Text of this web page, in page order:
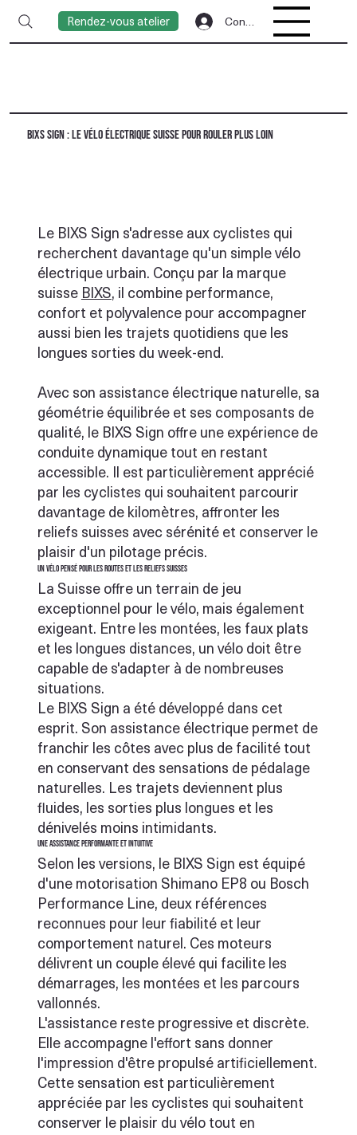
Rendez-vous atelier Connexion
BIXS Sign : le vélo électrique suisse pour rouler plus loin
Le BIXS Sign s'adresse aux cyclistes qui
recherchent davantage qu'un simple vélo
électrique urbain. Conçu par la marque
suisse BIXS, il combine performance,
confort et polyvalence pour accompagner
aussi bien les trajets quotidiens que les
longues sorties du week-end.
Avec son assistance électrique naturelle, sa
géométrie équilibrée et ses composants de
qualité, le BIXS Sign offre une expérience de
conduite dynamique tout en restant
accessible. Il est particulièrement apprécié
par les cyclistes qui souhaitent parcourir
davantage de kilomètres, affronter les
reliefs suisses avec sérénité et conserver le
plaisir d'un pilotage précis.
Un vélo pensé pour les routes et les reliefs suisses
La Suisse offre un terrain de jeu
exceptionnel pour le vélo, mais également
exigeant. Entre les montées, les faux plats
et les longues distances, un vélo doit être
capable de s'adapter à de nombreuses
situations.
Le BIXS Sign a été développé dans cet
esprit. Son assistance électrique permet de
franchir les côtes avec plus de facilité tout
en conservant des sensations de pédalage
naturelles. Les trajets deviennent plus
fluides, les sorties plus longues et les
dénivelés moins intimidants.
Une assistance performante et intuitive
Selon les versions, le BIXS Sign est équipé
d'une motorisation Shimano EP8 ou Bosch
Performance Line, deux références
reconnues pour leur fiabilité et leur
comportement naturel. Ces moteurs
délivrent un couple élevé qui facilite les
démarrages, les montées et les parcours
vallonnés.
L'assistance reste progressive et discrète.
Elle accompagne l'effort sans donner
l'impression d'être propulsé artificiellement.
Cette sensation est particulièrement
appréciée par les cyclistes qui souhaitent
conserver le plaisir du vélo tout en